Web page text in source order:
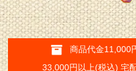
商品代金11,000
33,000円以上(税込) 宅